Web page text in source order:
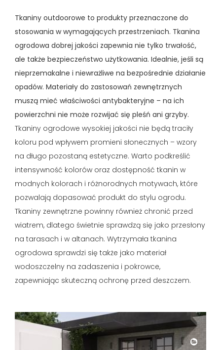
Tkaniny outdoorowe to produkty przeznaczone do
stosowania w wymagających przestrzeniach. Tkanina
ogrodowa dobrej jakości zapewnia nie tylko trwałość,
ale także bezpieczeństwo użytkowania. Idealnie, jeśli są
nieprzemakalne i niewrażliwe na bezpośrednie działanie
opadów. Materiały do zastosowań zewnętrznych
muszą mieć właściwości antybakteryjne – na ich
powierzchni nie może rozwijać się pleśń ani grzyby.
Tkaniny ogrodowe wysokiej jakości nie będą traciły
koloru pod wpływem promieni słonecznych – wzory
na długo pozostaną estetyczne. Warto podkreślić
intensywność kolorów oraz dostępność tkanin w
modnych kolorach i różnorodnych motywach, które
pozwalają dopasować produkt do stylu ogrodu.
Tkaniny zewnętrzne powinny również chronić przed
wiatrem, dlatego świetnie sprawdzą się jako przesłony
na tarasach i w altanach. Wytrzymała tkanina
ogrodowa sprawdzi się także jako materiał
wodoszczelny na zadaszenia i pokrowce,
zapewniając skuteczną ochronę przed deszczem.